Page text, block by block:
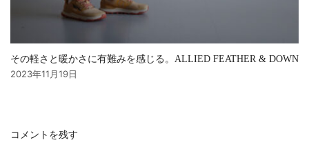
その軽さと暖かさに有難みを感じる。ALLIED FEATHER & DOWN
2023年11月19日
コメントを残す